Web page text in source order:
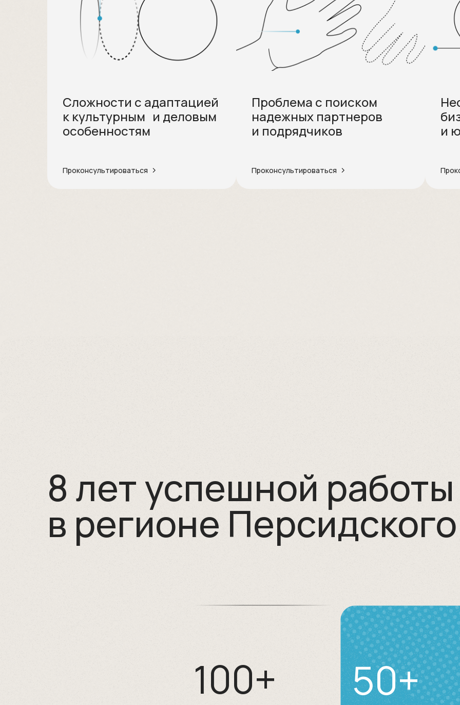
Проконсультироваться
Сложности с адаптацией
к культурным и деловым
особенностям
Проконсультироваться
Проблема с поиском
надежных партнеров
и подрядчиков
и
50+
100+
8 лет успешной работы
в регионе